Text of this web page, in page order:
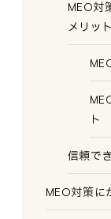
MEO対
メリット
ト
信頼で
MEO対策に